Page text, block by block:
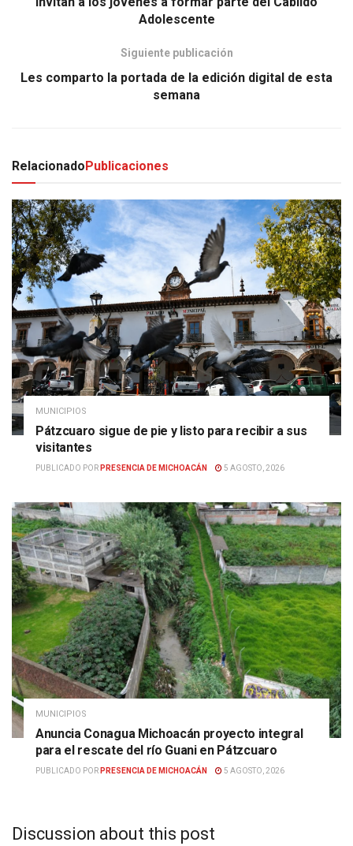
Adolescente
Siguiente publicación
Les comparto la portada de la edición digital de esta
semana
Relacionado Publicaciones
MUNICIPIOS
Pátzcuaro sigue de pie y listo para recibir a sus
visitantes
PUBLICADO POR PRESENCIA DE MICHOACÁN 5 AGOSTO, 2026
MUNICIPIOS
Anuncia Conagua Michoacán proyecto integral
para el rescate del río Guani en Pátzcuaro
PUBLICADO POR PRESENCIA DE MICHOACÁN 5 AGOSTO, 2026
Discussion about this post